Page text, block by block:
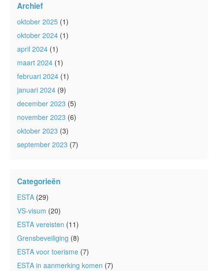
Archief
oktober 2025 (1)
oktober 2024 (1)
april 2024 (1)
maart 2024 (1)
februari 2024 (1)
januari 2024 (9)
december 2023 (5)
november 2023 (6)
oktober 2023 (3)
september 2023 (7)
Categorieën
ESTA (29)
VS-visum (20)
ESTA vereisten (11)
Grensbeveiliging (8)
ESTA voor toerisme (7)
ESTA in aanmerking komen (7)